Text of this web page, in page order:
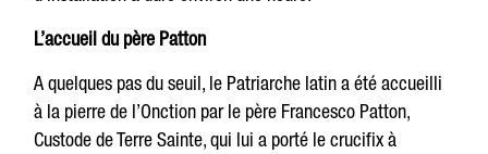
L’accueil du père Patton
A quelques pas du seuil, le Patriarche latin a été accueilli
à la pierre de l’Onction par le père Francesco Patton,
Custode de Terre Sainte, qui lui a porté le crucifix à